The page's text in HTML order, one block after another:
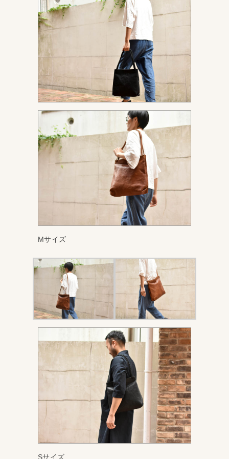
Mサイズ
Sサイズ